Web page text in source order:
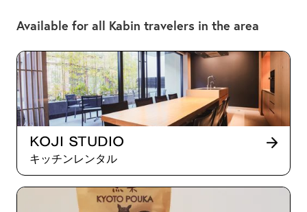
Available for all Kabin travelers in the area
Koji Studio
キッチンレンタル